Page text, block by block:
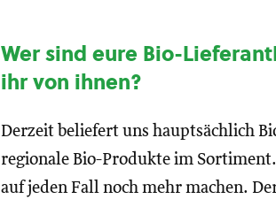
Wer sind eure Bio-
ihr von ihnen?
Derzeit beliefert uns hauptsächlich
regionale Bio-Produkte im
auf jeden Fall noch mehr machen.